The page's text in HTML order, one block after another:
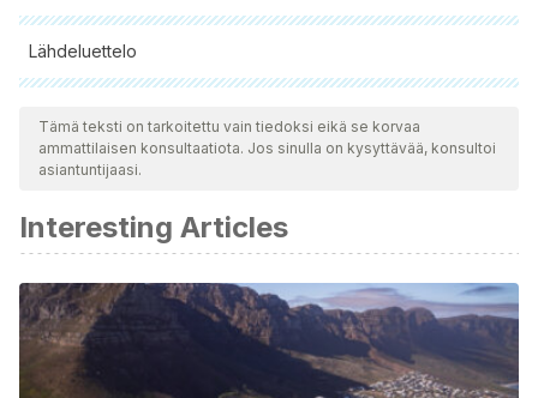
Lähdeluettelo
Kaikki lainatut lähteet tarkistettiin perusteellisesti tiimimme
toimesta varmistaaksemme niiden laadun, luotettavuuden,
ajantasaisuuden ja pätevyyden. Tämän artikkelin bibliografia
Florenciano Restoy J, Aventin Roig J, Ortega
Planas M, Ricart Ribó E. Dinámica de los músculos
pelvitrocantéreos y glúteo mayor. Revista Española
de Podología. 2014; XXV (3): 96 – 101.
Tämä teksti on tarkoitettu vain tiedoksi eikä se korvaa
ammattilaisen konsultaatiota. Jos sinulla on kysyttävää, konsultoi
asiantuntijaasi.
Interesting Articles